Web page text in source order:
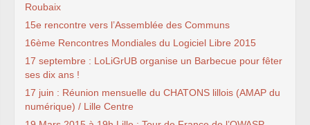
Roubaix
15e rencontre vers l’Assemblée des Communs
16ème Rencontres Mondiales du Logiciel Libre 2015
17 septembre : LoLiGrUB organise un Barbecue pour fêter
ses dix ans !
17 juin : Réunion mensuelle du CHATONS lillois (AMAP du
numérique) / Lille Centre